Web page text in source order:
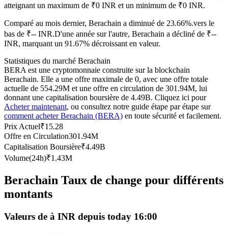
Futures utilisant l'USDC comme garantie
Copie de Trading
Rejoignez les meilleurs traders
atteignant un maximum de ₹0 INR et un minimum de ₹0 INR.
Comparé au mois dernier, Berachain a diminué de 23.66%.vers le
bas de ₹-- INR.D'une année sur l'autre, Berachain a décliné de ₹--
INR, marquant un 91.67% décroissant en valeur.
Statistiques du marché Berachain
BERA est une cryptomonnaie construite sur la blockchain
Berachain. Elle a une offre maximale de 0, avec une offre totale
actuelle de 554.29M et une offre en circulation de 301.94M, lui
donnant une capitalisation boursière de 4.49B. Cliquez ici pour
Acheter maintenant, ou consultez notre guide étape par étape sur
comment acheter Berachain (BERA) en toute sécurité et facilement.
Prix Actuel₹15.28
Offre en Circulation301.94M
Capitalisation Boursière₹4.49B
Volume(24h)₹1.43M
Berachain Taux de change pour différents
montants
Valeurs de à INR depuis today 16:00